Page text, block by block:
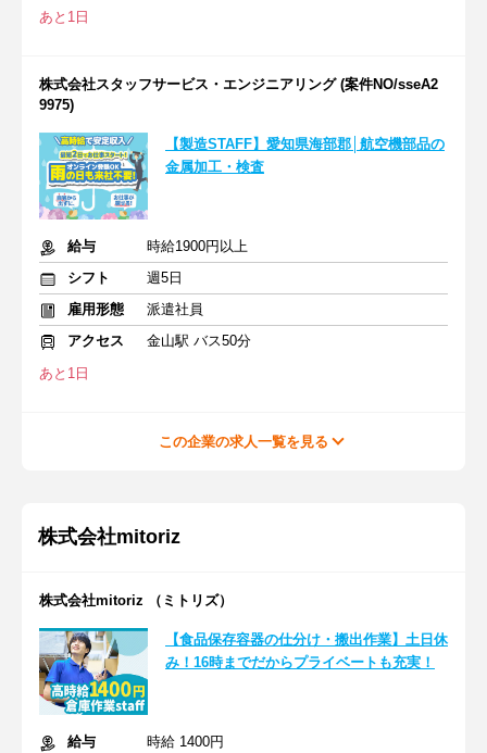
あと1日
株式会社スタッフサービス・エンジニアリング (案件NO/sseA2
9975)
【製造STAFF】愛知県海部郡│航空機部品の
金属加工・検査
給与
時給1900円以上
シフト
週5日
雇用形態
派遣社員
アクセス
金山駅 バス50分
あと1日
この企業の求人一覧を見る
株式会社mitoriz
株式会社mitoriz （ミトリズ）
【食品保存容器の仕分け・搬出作業】土日休
み！16時までだからプライベートも充実！
給与
時給 1400円